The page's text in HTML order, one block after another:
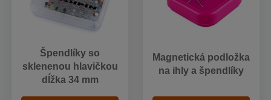
Špendlíky so
sklenenou hlavičkou
dĺžka 34 mm
Magnetická podložka
na ihly a špendlíky